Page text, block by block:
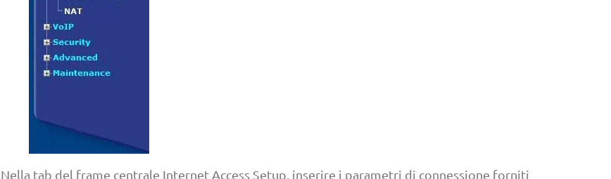
Nella tab del frame centrale Internet Access Setup, inserire i parametri di connessione forniti